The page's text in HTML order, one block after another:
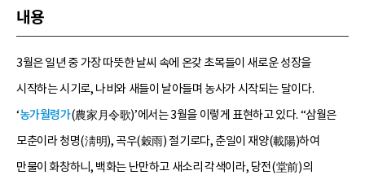
내용
3월은 일년 중 가장 따뜻한 날씨 속에 온갖 초목들이 새로운 성장을
시작하는 시기로, 나비와 새들이 날아들며 농사가 시작되는 달이다.
‘농가월령가(農家月令歌)’에서는 3월을 이렇게 표현하고 있다. “삼월은
모춘이라 청명(淸明), 곡우(穀雨) 절기로다, 춘일이 재양(載陽)하여
만물이 화창하니, 백화는 난만하고 새소리 각색이라, 당전(堂前)의